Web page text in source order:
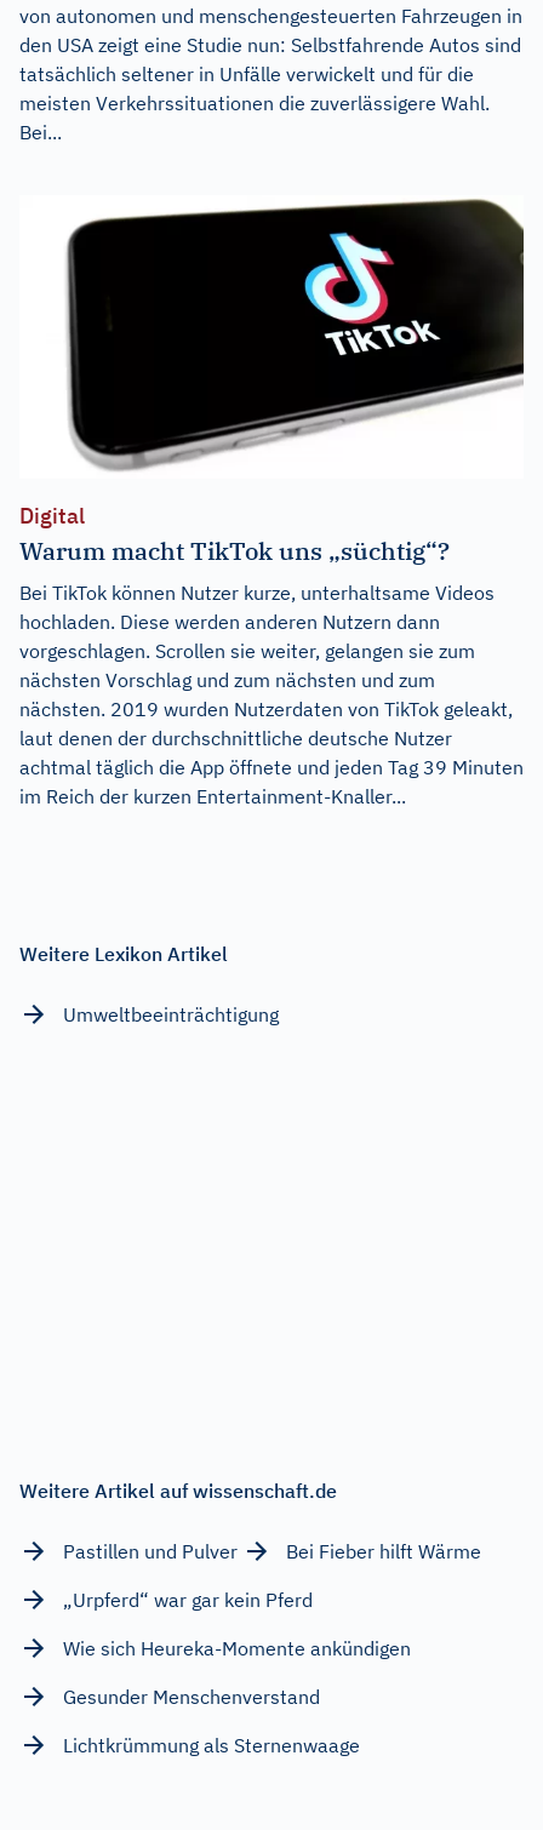
von autonomen und menschengesteuerten Fahrzeugen in
den USA zeigt eine Studie nun: Selbstfahrende Autos sind
tatsächlich seltener in Unfälle verwickelt und für die
meisten Verkehrssituationen die zuverlässigere Wahl.
Bei...
Digital
Warum macht TikTok uns „süchtig“?
Bei TikTok können Nutzer kurze, unterhaltsame Videos
hochladen. Diese werden anderen Nutzern dann
vorgeschlagen. Scrollen sie weiter, gelangen sie zum
nächsten Vorschlag und zum nächsten und zum
nächsten. 2019 wurden Nutzerdaten von TikTok geleakt,
laut denen der durchschnittliche deutsche Nutzer
achtmal täglich die App öffnete und jeden Tag 39 Minuten
im Reich der kurzen Entertainment-Knaller...
Weitere Lexikon Artikel
Umweltbeeinträchtigung
Weitere Artikel auf wissenschaft.de
Pastillen und Pulver
Bei Fieber hilft Wärme
„Urpferd“ war gar kein Pferd
Wie sich Heureka-Momente ankündigen
Gesunder Menschenverstand
Lichtkrümmung als Sternenwaage